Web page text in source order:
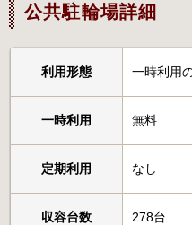
公共駐輪場詳細
利用形態 一時利用
一時利用 無料
定期利用 なし
収容台数 278台